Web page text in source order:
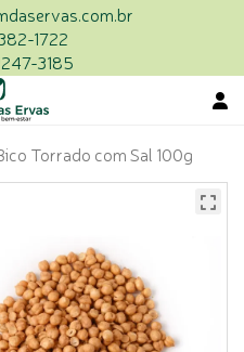
1722
3185
Torrado com Sal 100g